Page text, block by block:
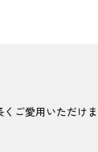
ご愛用いただ